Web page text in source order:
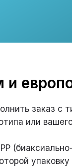
и
заказ
или